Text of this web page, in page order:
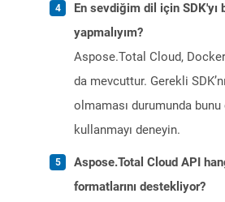
En sevdiğim dil için SDK'yı
yapmalıyım?
Aspose.Total Cloud,
da mevcuttur. Gerekli
olmaması durumunda bunu
kullanmayı deneyin.
Aspose.Total Cloud API
formatlarını destekliyor?